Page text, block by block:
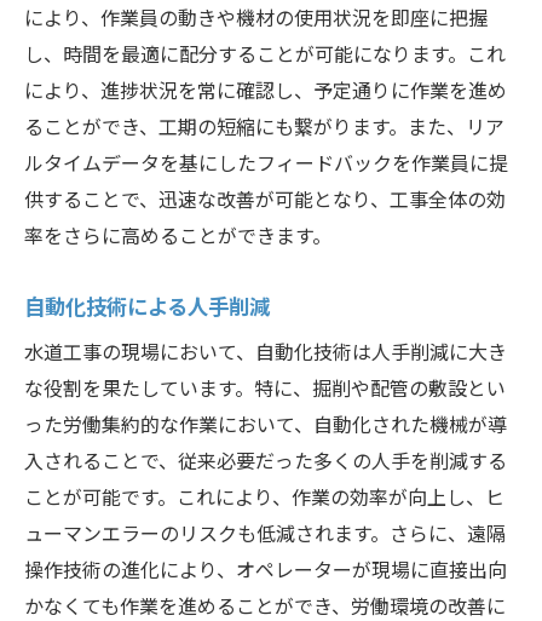
により、作業員の動きや機材の使用状況を即座に把握
し、時間を最適に配分することが可能になります。これ
により、進捗状況を常に確認し、予定通りに作業を進め
ることができ、工期の短縮にも繋がります。また、リア
ルタイムデータを基にしたフィードバックを作業員に提
供することで、迅速な改善が可能となり、工事全体の効
率をさらに高めることができます。
自動化技術による人手削減
水道工事の現場において、自動化技術は人手削減に大き
な役割を果たしています。特に、掘削や配管の敷設とい
った労働集約的な作業において、自動化された機械が導
入されることで、従来必要だった多くの人手を削減する
ことが可能です。これにより、作業の効率が向上し、ヒ
ューマンエラーのリスクも低減されます。さらに、遠隔
操作技術の進化により、オペレーターが現場に直接出向
かなくても作業を進めることができ、労働環境の改善に